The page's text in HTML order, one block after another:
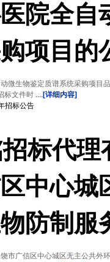
院全自
项目的
微生物鉴定质谱系统采购项目
标文件时 ....[详细内容]
招标公告
标代理
中心城
防制服
市广信区中心城区无主公共外